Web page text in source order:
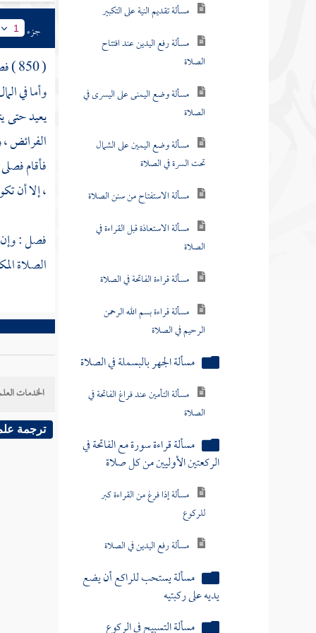
مسألة قراءة بسم الله الرحمن
الرحيم في الصلاة
مسألة الجهر بالبسملة في الصلاة
مسألة التأمين عند فراغ الفاتحة في
الصلاة
مسألة قراءة سورة مع الفاتحة في
مسألة إذا فرغ من القراءة كبر
مسألة يستحب للراكع أن يضع
مسألة إذا فرغ من الركوع
مسألة قول ربنا ولك الحمد في حق
كل مصل
مسألة لا يشرع للمأموم قول
سمع الله لمن حمده
مسألة يكبر للسجود ولا يرفع يديه
مسألة أول ما يقع منه على
الأرض عند السجود ركبتاه
مسألة الاعتدال في السجود
جزء 1
( 850 ) فصل
وأما في
يعيد حتى
الفرائض
فأقام
، إلا أن
فصل : وإن
الصلاة
الخدمات
ترجمة